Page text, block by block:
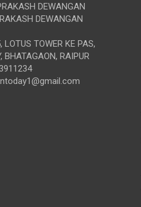
DEWANGAN
DEWANGAN
LOTUS TOWER KE PAS,
BHATAGAON, RAIPUR